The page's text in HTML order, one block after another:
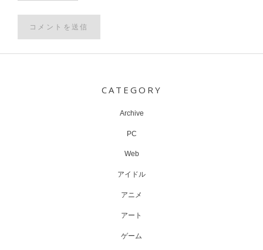
CATEGORY
Archive
PC
Web
アイドル
アニメ
アート
ゲーム